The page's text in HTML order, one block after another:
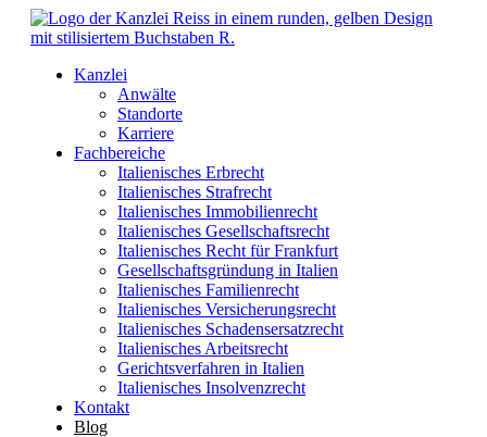
Kanzlei
Anwälte
Standorte
Karriere
Fachbereiche
Italienisches Erbrecht
Italienisches Strafrecht
Italienisches Immobilienrecht
Italienisches Gesellschaftsrecht
Italienisches Recht für Frankfurt
Gesellschaftsgründung in Italien
Italienisches Familienrecht
Italienisches Versicherungsrecht
Italienisches Schadensersatzrecht
Italienisches Arbeitsrecht
Gerichtsverfahren in Italien
Italienisches Insolvenzrecht
Kontakt
Blog